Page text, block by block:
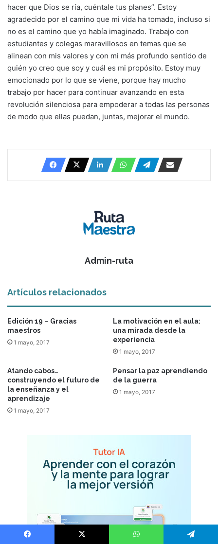
hacer que Dios se ría, cuéntale tus planes”. Estoy
agradecido por el camino que mi vida ha tomado, incluso si
no es el camino que yo había imaginado. Trabajo con
estudiantes y colegas maravillosos en temas que se
alinean con mis valores y con mi más profundo sentido de
quién yo creo que soy y cuál es mi propósito. Estoy muy
emocionado por lo que se viene, porque hay mucho
trabajo por hacer para continuar avanzando en esta
revolución silenciosa para empoderar a todas las personas
de modo que ellas puedan, juntas, mejorar el mundo.
Admin-ruta
Artículos relacionados
Edición 19 – Gracias
maestros
1 mayo, 2017
La motivación en el aula:
una mirada desde la
experiencia
1 mayo, 2017
Atando cabos…
construyendo el futuro de
la enseñanza y el
aprendizaje
1 mayo, 2017
Pensar la paz aprendiendo
de la guerra
1 mayo, 2017